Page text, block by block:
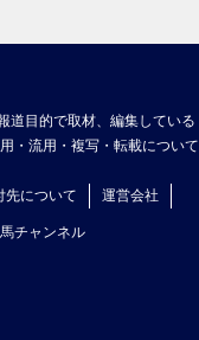
道目的で取材、編集している
・流用・複写・転載について
先について 運営会社
チャンネル